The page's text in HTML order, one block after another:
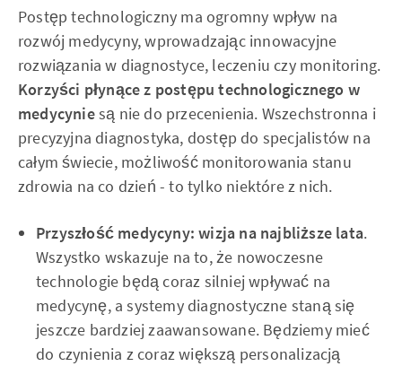
Postęp technologiczny ma ogromny wpływ na
rozwój medycyny, wprowadzając innowacyjne
rozwiązania w diagnostyce, leczeniu czy monitoring.
Korzyści płynące z postępu technologicznego w
medycyniesą nie do przecenienia. Wszechstronna i
precyzyjna diagnostyka, dostęp do specjalistów na
całym świecie, możliwość monitorowania stanu
zdrowia na co dzień - to tylko niektóre z nich.
Przyszłość medycyny: wizja na najbliższe lata.
Wszystko wskazuje na to, że nowoczesne
technologie będą coraz silniej wpływać na
medycynę, a systemy diagnostyczne staną się
jeszcze bardziej zaawansowane. Będziemy mieć
do czynienia z coraz większą personalizacją